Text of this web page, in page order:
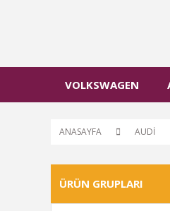
VOLKSWAGEN
ANASAYFA AUDİ
ÜRÜN GRUPLARI